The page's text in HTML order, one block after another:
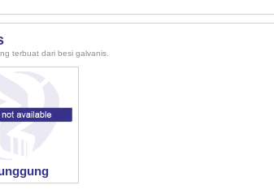
terbuat dari besi galvanis.